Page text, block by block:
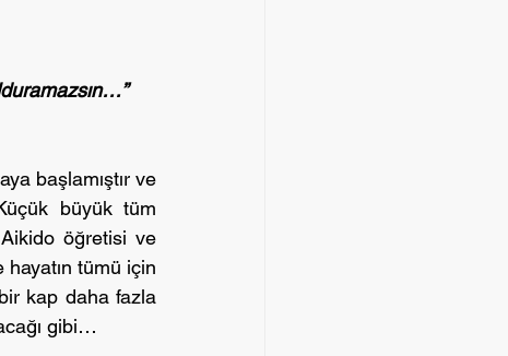
başlamıştır ve
büyük tüm
öğretisi ve
tümü için
kap daha fazla
gibi…